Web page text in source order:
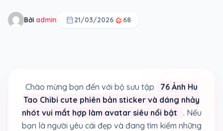
Bởi admin calendar_month21/03/2026 local_fire_department 68
Chào mừng bạn đến với bộ sưu tập
76 Ảnh Hu
Tao Chibi cute phiên bản sticker và dáng nhảy
nhót vui mắt hợp làm avatar siêu nổi bật
. Nếu
bạn là người yêu cái đẹp và đang tìm kiếm những